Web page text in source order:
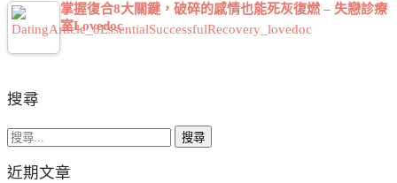
掌握復合8大關鍵，破碎的感情也能死灰復燃 – 失戀診療
室Lovedoc
搜尋
搜
關
近期文章